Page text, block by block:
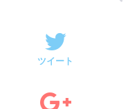
ツイート